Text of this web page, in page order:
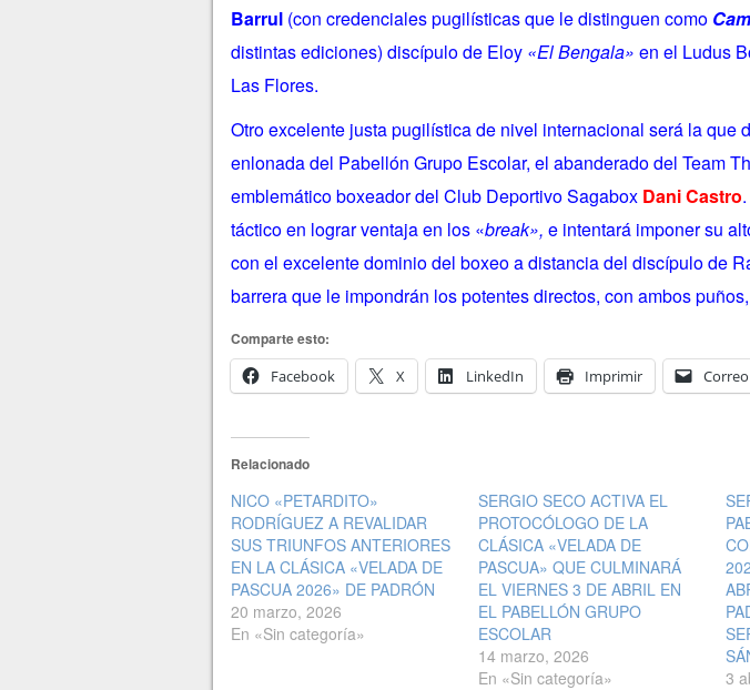
Barrul(con credenciales pugilísticas que le distinguen como
distintas ediciones) discípulo de Eloy «El Bengala» en el Ludus
Las Flores.
Otro excelente justa pugilística de nivel internacional será la que
enlonada del Pabellón Grupo Escolar, el abanderado del Team
emblemático boxeador del Club Deportivo Sagabox Dani Castro
táctico en lograr ventaja en los «break», e intentará imponer su
con el excelente dominio del boxeo a distancia del discípulo de
barrera que le impondrán los potentes directos, con ambos
Comparte esto:
Facebook
X LinkedIn Imprimir
Relacionado
NICO «PETARDITO»
RODRÍGUEZ A REVALIDAR
SUS TRIUNFOS ANTERIORES
EN LA CLÁSICA «VELADA DE
PASCUA 2026» DE PADRÓN
20 marzo, 2026
En «Sin categoría»
SERGIO SECO ACTIVA EL
PROTOCÓLOGO DE LA
CLÁSICA «VELADA DE
PASCUA» QUE CULMINARÁ
EL VIERNES 3 DE ABRIL EN
EL PABELLÓN GRUPO
ESCOLAR
14 marzo, 2026
En «Sin categoría»
3